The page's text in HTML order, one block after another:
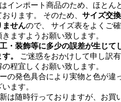
インポート商品のため、ほとん
ります。 そのため、 サイズ交
ませんので、 サイズ表をよくご
ますようお願い致します。
・装飾等に多少の誤差が生じて
。
ご迷惑をおかけして申し訳
程宜しくお願い致します。
の発色具合により実物と色が違
ます。
は随時行っておりますが、お買